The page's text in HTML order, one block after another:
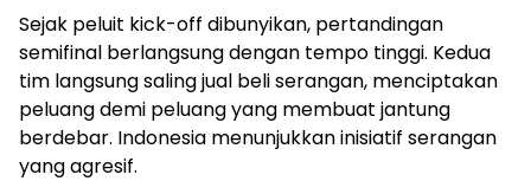
Sejak peluit kick-off dibunyikan, pertandingan
semifinal berlangsung dengan tempo tinggi. Kedua
tim langsung saling jual beli serangan, menciptakan
peluang demi peluang yang membuat jantung
berdebar. Indonesia menunjukkan inisiatif serangan
yang agresif.